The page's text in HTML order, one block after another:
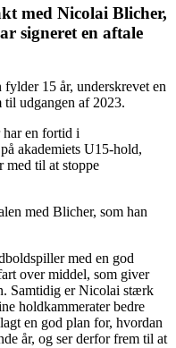
med Nicolai Blicher,
signeret en aftale
15 år, underskrevet en
udgangen af 2023.
har en fortid i
akademiets U15-hold,
med til at stoppe
med Blicher, som han
med en god
over middel, som giver
Samtidig er Nicolai stærk
holdkammerater bedre
en god plan for, hvordan
år, og ser derfor frem til at